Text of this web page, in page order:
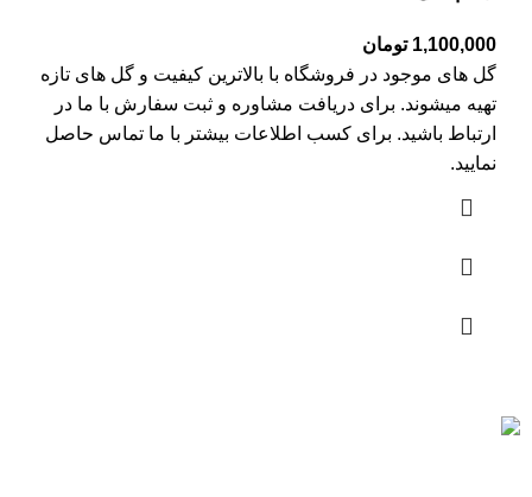
1,100,000 تومان
گل های موجود در فروشگاه با بالاترین کیفیت و گل های تازه
تهیه میشوند. برای دریافت مشاوره و ثبت سفارش با ما در
ارتباط باشید. برای کسب اطلاعات بیشتر با ما تماس حاصل
نمایید.